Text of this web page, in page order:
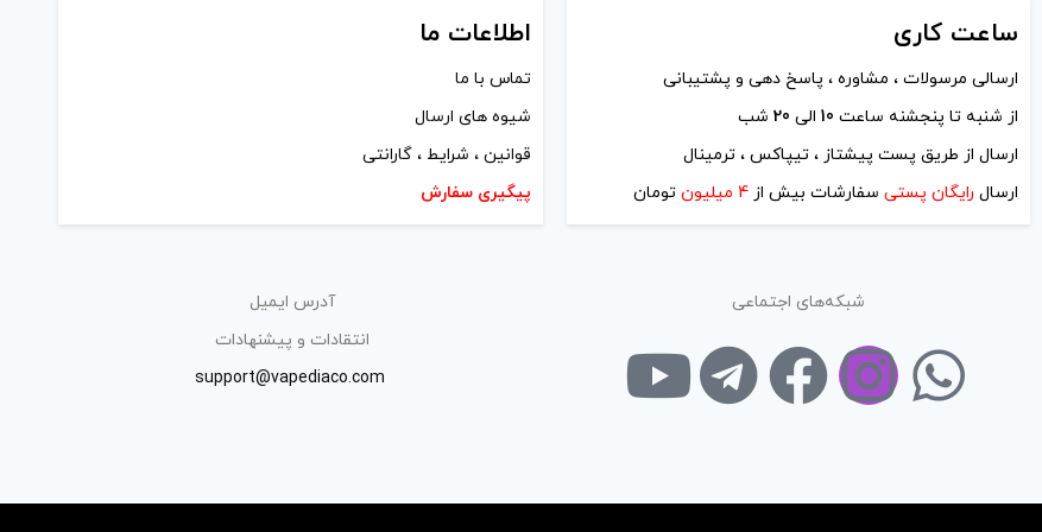
ساعت کاری
ارسالی مرسولات ، مشاوره ، پاسخ دهی و پشتیبانی
از شنبه تا پنجشنه ساعت 10الی 20شب
ارسال از طریق پست پیشتاز ، تیپاکس ، ترمینال
ارسال رایگان پستی سفارشات بیش از 4 میلیون تومان
اطلاعات ما
تماس با ما
شیوه های ارسال
قوانین ، شرایط ، گارانتی
پیگیری سفارش
شبکه‌های اجتماعی
آدرس ایمیل
انتقادات و پیشنهادات
support@vapediaco.com